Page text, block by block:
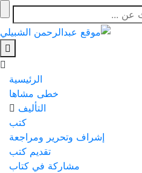
الرئيسية
خطى مشاها
التأليف
كتب
إشراف وتحرير ومراجعة
تقديم كتب
مشاركة في كتاب